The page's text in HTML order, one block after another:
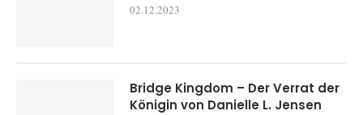
02.12.2023
Bridge Kingdom – Der Verrat der
Königin von Danielle L. Jensen